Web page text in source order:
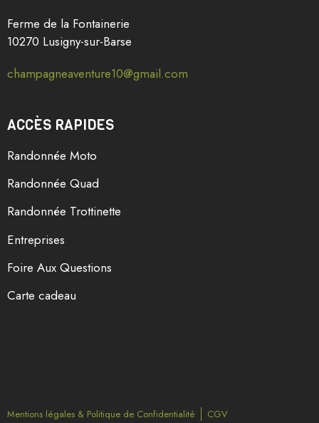
Ferme de la Fontainerie
10270 Lusigny-sur-Barse
champagneaventure10@gmail.com
ACCÈS RAPIDES
Randonnée Moto
Randonnée Quad
Randonnée Trottinette
Entreprises
Foire Aux Questions
Carte cadeau
Mentions légales & Politique de Confidentialité CGV